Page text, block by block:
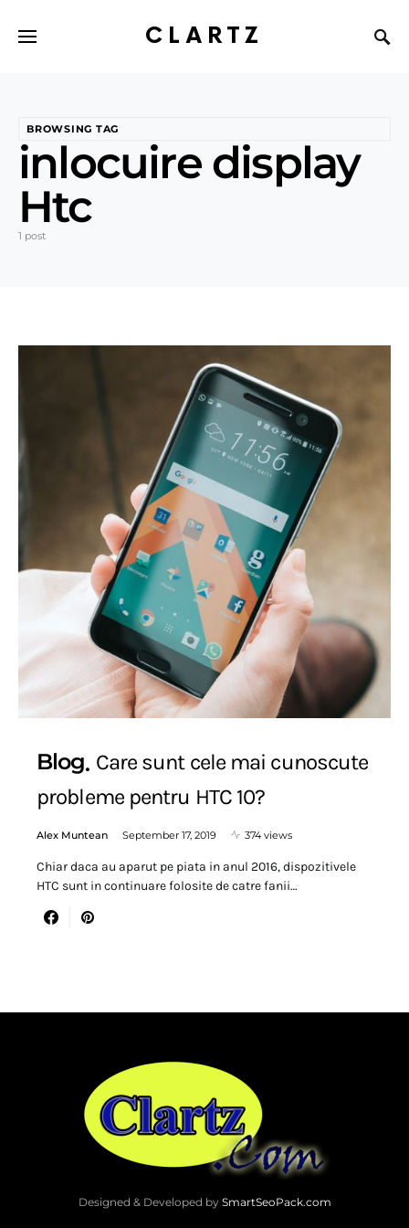
CLARTZ
BROWSING TAG
inlocuire display
Htc
1 post
Blog Care sunt cele mai cunoscute
probleme pentru HTC 10?
Alex Muntean September 17, 2019 374 views
Chiar daca au aparut pe piata in anul 2016, dispozitivele
HTC sunt in continuare folosite de catre fanii…
Designed & Developed by SmartSeoPack.com